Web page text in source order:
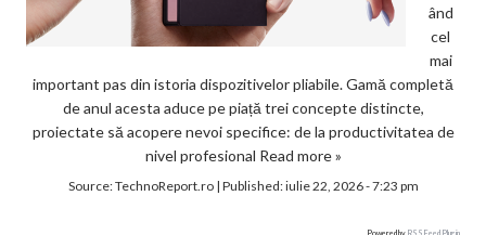
ând
cel
mai
important pas din istoria dispozitivelor pliabile. Gamă completă
de anul acesta aduce pe piață trei concepte distincte,
proiectate să acopere nevoi specifice: de la productivitatea de
nivel profesional Read more »
Source:TechnoReport.ro| Published:iulie 22, 2026 - 7:23 pm
Powered by RSS Feed Plugin